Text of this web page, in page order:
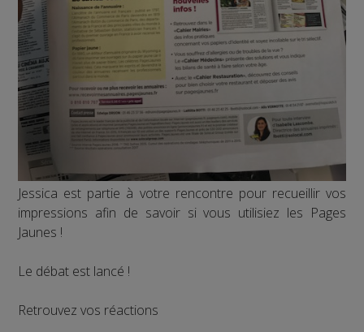
Jessica est partie à votre rencontre pour recueillir vos
impressions afin de savoir si vous utilisiez les Pages
Jaunes !
Le débat est lancé !
Retrouvez vos réactions